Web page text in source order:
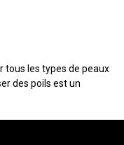
tous les types de peaux
des poils est un